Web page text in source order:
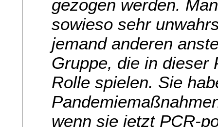
gezogen werden.
sowieso sehr
jemand anderen
Gruppe, die in dieser
Rolle spielen. Sie
wenn sie jetzt PCR-